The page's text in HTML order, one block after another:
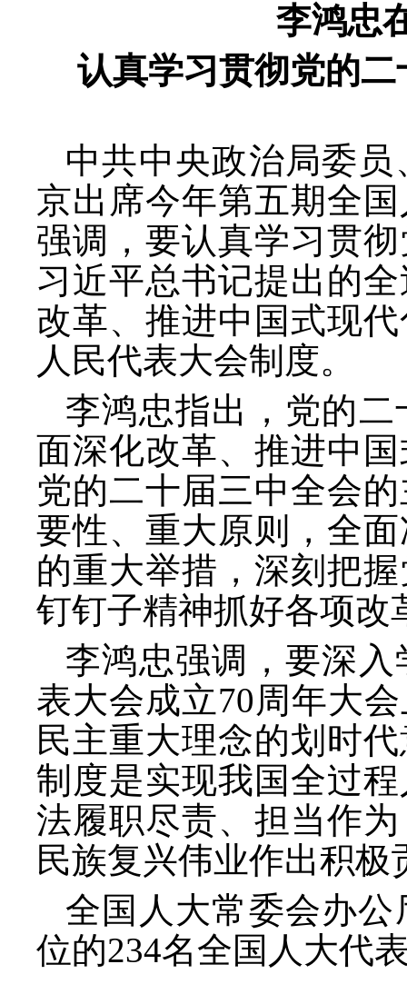
李鸿忠
认真学习贯彻党的
中共中央政治局委
京出席今年第五期全
强调，要认真学习贯
习近平总书记提出的
改革、推进中国式现
人民代表大会制度。
李鸿忠指出，党的
面深化改革、推进中
党的二十届三中全会
要性、重大原则，全
的重大举措，深刻把
钉钉子精神抓好各项改
李鸿忠强调，要深
表大会成立70周年大
民主重大理念的划时
制度是实现我国全过
法履职尽责、担当作
民族复兴伟业作出积极
全国人大常委会办
位的234名全国人大代